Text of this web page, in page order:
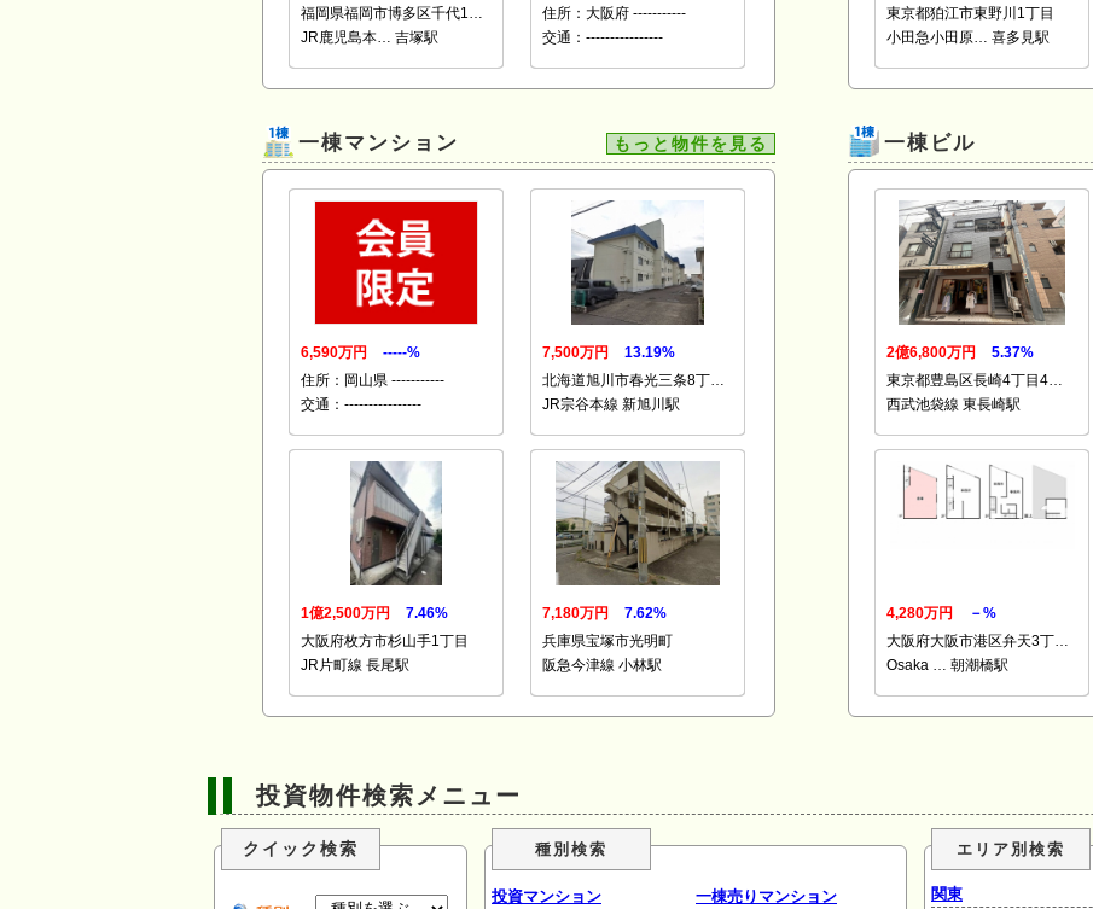
福岡県福岡市博多区千代1…
JR鹿児島本… 吉塚駅
住所：大阪府 -----------
交通：----------------
東京都狛江市東野川1丁目
小田急小田原… 喜多見駅
一棟マンション もっと物件を見る
6,590万円
-----%
住所：岡山県 -----------
交通：----------------
7,500万円
13.19%
北海道旭川市春光三条8丁…
JR宗谷本線 新旭川駅
1億2,500万円
7.46%
大阪府枚方市杉山手1丁目
JR片町線 長尾駅
7,180万円
7.62%
兵庫県宝塚市光明町
阪急今津線 小林駅
一棟ビル
2億6,800万円
5.37%
東京都豊島区長崎4丁目4…
西武池袋線 東長崎駅
4,280万円
－%
大阪府大阪市港区弁天3丁…
Osaka … 朝潮橋駅
投資物件検索メニュー
クイック検索 種別検索
投資マンション
一棟売りマンション
エリア別検索
関東